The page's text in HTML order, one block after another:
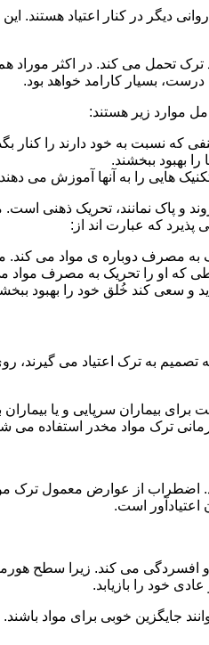
روانی دیگر در کنار اعتیاد
ترک تحمل می کند. در اکثر
بسیار کارامد خواهد بود.
موارد زیر هستند:
که نسبت به خود دارند را کنار
بهبود ببخشند.
هایی را به آنها آموزش می
پاک نمانند، تحریک ذهنی
پذیرد که عبارت اند از:
مصرف دوباره ی مواد می کند.
که او را تحریک به مصرف
و سعی کند خُلق خود را بهبود
به ترک اعتیاد می گیرند،
بیماران سرپایی و یا
ترک مواد مخدر استفاده می
از عوارض معمول ترک مواد
اعتیادآور است.
افسردگی می کند. زیرا سطح
خود را بازیابد.
جایگزین خوبی برای مواد